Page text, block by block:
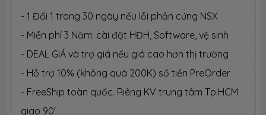
- 1 Đổi 1 trong 30 ngày nếu lỗi phần cứng NSX
- Miễn phí 3 Năm: cài đặt HĐH, Software, vệ sinh
- DEAL GIÁ và trợ giá nếu giá cao hơn thị trường
- Hỗ trợ 10% (không quá 200K) số tiền PreOrder
- FreeShip toàn quốc. Riêng KV trung tâm Tp.HCM
giao 90'